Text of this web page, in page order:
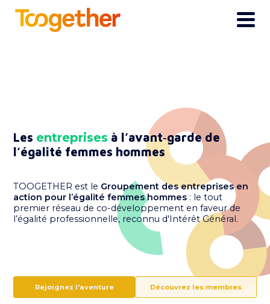
Les entreprises à l’avant‑garde de
l’égalité femmes hommes
TOOGETHER est le Groupement des entreprises en
action pour l’égalité femmes hommes : le tout
premier réseau de co-développement en faveur de
l’égalité professionnelle, reconnu d'Intérêt Général.
Rejoignez l'aventure Découvrez les membres